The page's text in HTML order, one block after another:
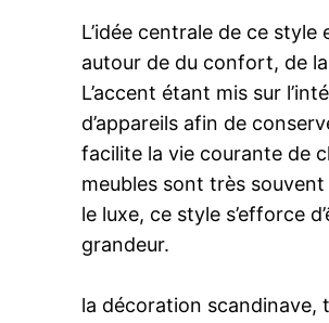
L’idée centrale de ce
autour de du confort, de
L’accent étant mis sur
d’appareils afin de
facilite la vie courante de
meubles sont très
le luxe, ce style s’efforce
grandeur.
la décoration scandinave,